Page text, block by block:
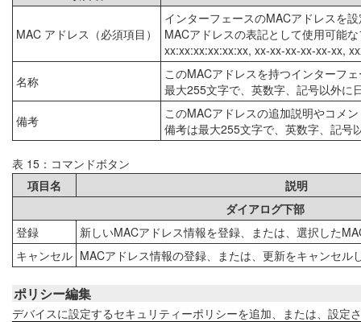
MAC アドレス（必須項目）
インターフェースのMACアドレスを
MACアドレスの表記として使用可能
xx:xx:xx:xx:xx:xx, xx-xx-xx-xx-xx-xx,
名称
このMACアドレスを持つインターフ
最大255文字で、英数字、記号以外に
備考
このMACアドレスの追加説明やコメ
備考は最大255文字で、英数字、記号
表 15：コマンドボタン
項目名
説明
ダイアログ下部
登録
新しいMACアドレス情報を登録、または、選択した
キャンセル MACアドレス情報の登録、または、更新をキャンセル
ポリシー編集
デバイスに設定するセキュリティーポリシーを追加、または、設定